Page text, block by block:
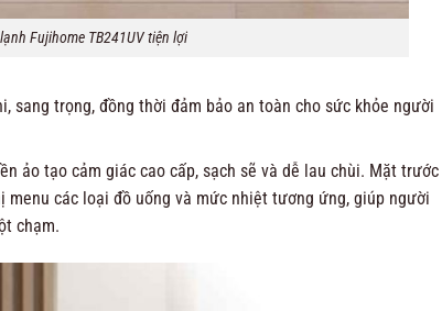
Fujihome TB241UV tiện lợi
sang trọng, đồng thời đảm bảo an toàn cho sức khỏe người
ảo tạo cảm giác cao cấp, sạch sẽ và dễ lau chùi. Mặt trước
menu các loại đồ uống và mức nhiệt tương ứng, giúp người
chạm.